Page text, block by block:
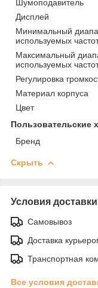
Шумоподавитель
Дисплей
Минимальный
используемых
Максимальный
используемых
Регулировка
Материал корпуса
Цвет
Пользовательские
Бренд
Скрыть
Условия доставки
Самовывоз
Доставка
Транспортная
Все условия